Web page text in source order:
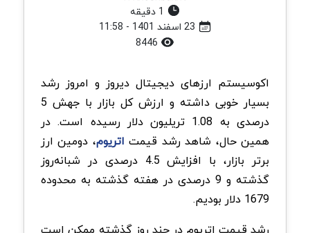
اکوسیستم ارزهای دیجیتال دیروز و امروز رشد
بسیار خوبی داشته و ارزش کل بازار با جهش 5
درصدی به 1.08 تریلیون دلار رسیده است. در
همین حال، شاهد رشد قیمت اتریوم، دومین ارز
برتر بازار، با افزایش 4.5 درصدی در شبانه‌روز
گذشته و 9 درصدی در هفته گذشته به محدوده
1679 دلار بودیم.